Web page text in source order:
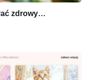
zdrowy…